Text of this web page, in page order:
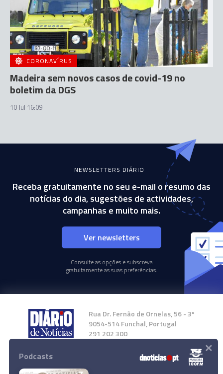
CORONAVÍRUS
Madeira sem novos casos de covid-19 no
boletim da DGS
10 Jul 16:09
NEWSLETTERS DIÁRIO
Receba gratuitamente no seu e-mail o resumo das
notícias do dia, sugestões de actividades,
campanhas e muito mais.
Ver newsletters
Consulte as opções e subscreva
gratuitamente as suas preferências.
Rua Dr. Fernão de Ornelas, 56 - 3º
9054-514 Funchal, Portugal
291 202 300
Instale a nossa App
Podcasts ×